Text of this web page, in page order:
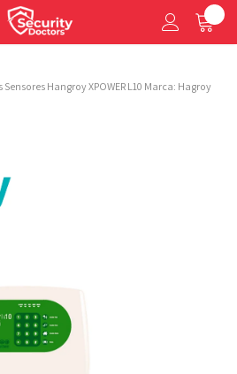
Hangroy XPOWER L10 Marca: Hagroy